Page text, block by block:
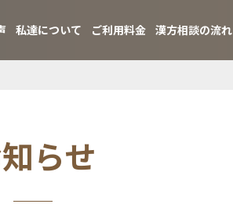
私達について ご利用料金 漢方相談の流れ
らせ